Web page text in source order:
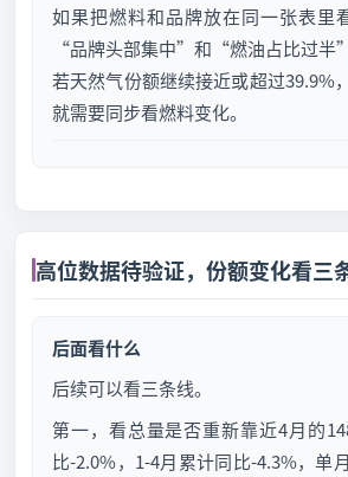
如果把燃料和品牌放在同一张表里
“品牌头部集中”和“燃油占比过半
若天然气份额继续接近或超过39.9%
就需要同步看燃料变化。
高位数据待验证，份额变化看三
后面看什么
后续可以看三条线。
第一，看总量是否重新靠近4月的
比-2.0%，1-4月累计同比-4.3%，单